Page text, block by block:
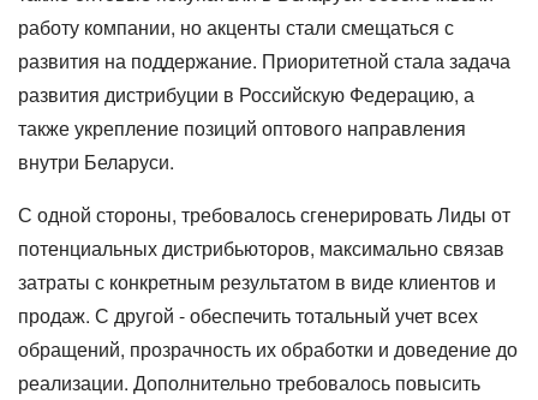
работу компании, но акценты стали смещаться с
развития на поддержание. Приоритетной стала задача
развития дистрибуции в Российскую Федерацию, а
также укрепление позиций оптового направления
внутри Беларуси.
С одной стороны, требовалось сгенерировать Лиды от
потенциальных дистрибьюторов, максимально связав
затраты с конкретным результатом в виде клиентов и
продаж. С другой - обеспечить тотальный учет всех
обращений, прозрачность их обработки и доведение до
реализации. Дополнительно требовалось повысить